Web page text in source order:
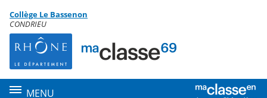
Menu de la rubrique
Contenu
Collège Le Bassenon
CONDRIEU
MENU